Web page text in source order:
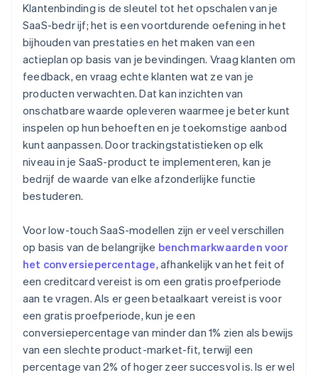
Klantenbinding is de sleutel tot het opschalen van je
SaaS-bedr ijf; het is een voortdurende oefening in het
bijhouden van prestaties en het maken van een
actieplan op basis van je bevindingen. Vraag klanten om
feedback, en vraag echte klanten wat ze van je
producten verwachten. Dat kan inzichten van
onschatbare waarde opleveren waarmee je beter kunt
inspelen op hun behoeften en je toekomstige aanbod
kunt aanpassen. Door trackingstatistieken op elk
niveau in je SaaS-product te implementeren, kan je
bedrijf de waarde van elke afzonderlijke functie
bestuderen.
Voor low-touch SaaS-modellen zijn er veel verschillen
op basis van de belangrijke benchmarkwaarden voor
het conversiepercentage, afhankelijk van het feit of
een creditcard vereist is om een gratis proefperiode
aan te vragen. Als er geen betaalkaart vereist is voor
een gratis proefperiode, kun je een
conversiepercentage van minder dan 1% zien als bewijs
van een slechte product-market-fit, terwijl een
percentage van 2% of hoger zeer succesvol is. Is er wel